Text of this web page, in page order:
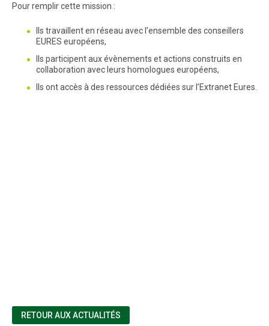
Pour remplir cette mission :
Ils travaillent en réseau avec l’ensemble des conseillers
EURES européens,
Ils participent aux évènements et actions construits en
collaboration avec leurs homologues européens,
Ils ont accès à des ressources dédiées sur l’Extranet Eures.
RETOUR AUX ACTUALITÉS